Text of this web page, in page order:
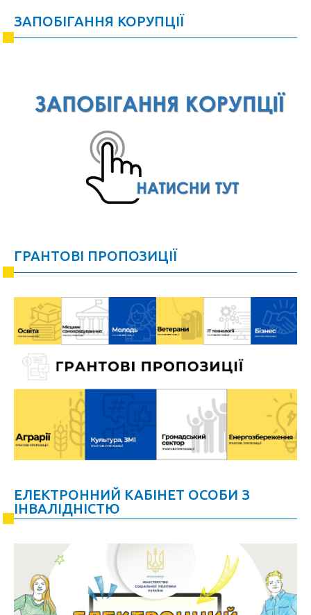
ЗАПОБІГАННЯ КОРУПЦІЇ
ГРАНТОВІ ПРОПОЗИЦІЇ
ЕЛЕКТРОННИЙ КАБІНЕТ ОСОБИ З
ІНВАЛІДНІСТЮ